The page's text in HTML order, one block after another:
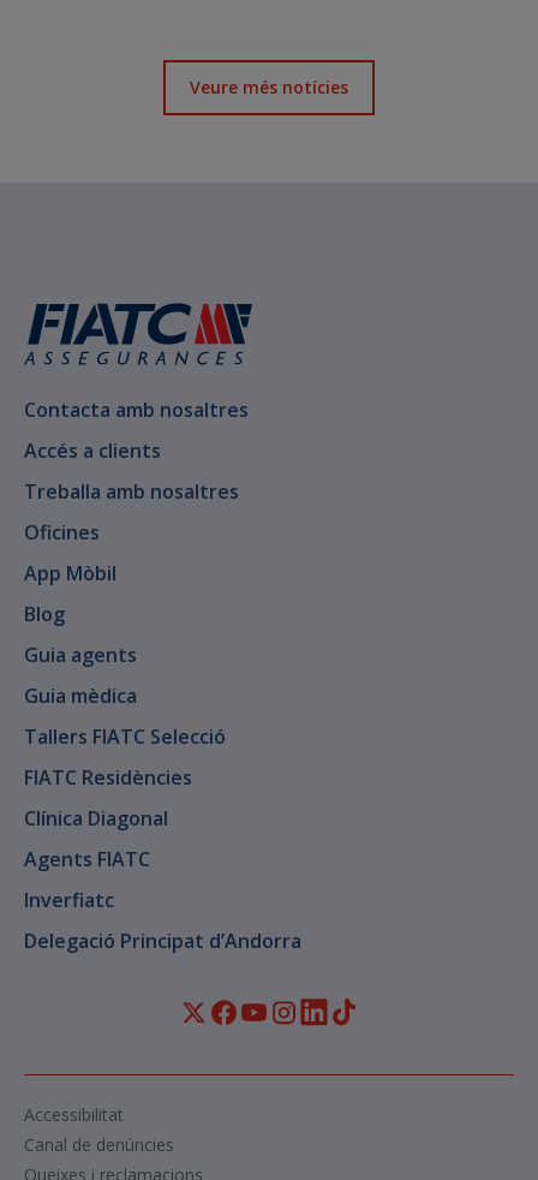
Veure més notícies
Contacta amb nosaltres
Accés a clients
Treballa amb nosaltres
Oficines
App Mòbil
Blog
Guia agents
Guia mèdica
Tallers FIATC Selecció
FIATC Residències
Clínica Diagonal
Agents FIATC
Inverfiatc
Delegació Principat d’Andorra
Queixes i reclamacions
Canal de denúncies
Accessibilitat